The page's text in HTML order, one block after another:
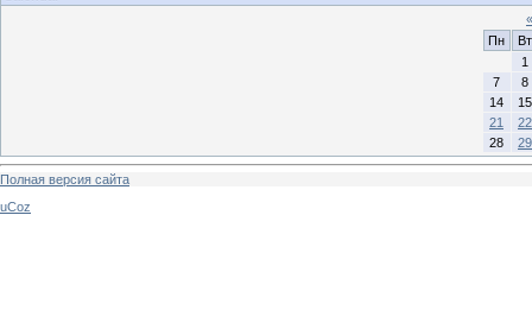
«
Пн
Вт
1
7
8
14
15
21
22
28
29
Полная версия сайта
uCoz